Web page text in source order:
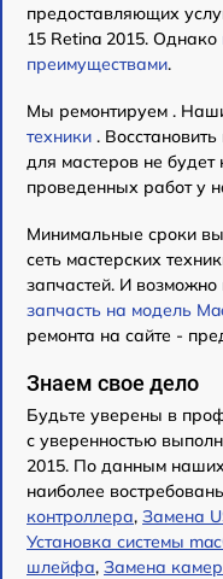
предоставляющих
15 Retina 2015. Однако
преимуществами.
Мы ремонтируем .
техники .
для мастеров не
проведенных работ у
Минимальные сроки
сеть мастерских
запчастей. И
запчасть на модель
ремонта на сайте -
Знаем свое дело
Будьте уверены в
с уверенностью
2015. По данным
наиболее
контроллера, Замена
Установка системы
шлейфа, Замена